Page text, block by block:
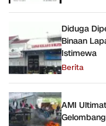
Diduga
Binaan
Istimewa
Berita
AMI